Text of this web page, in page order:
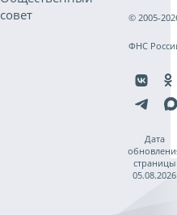
совет
© 2005-
ФНС
Дата
страницы
05.08.2026